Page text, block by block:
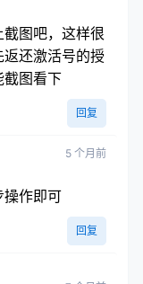
图吧，这样很
还激活号的授
截图看下
回复
5 个月前
操作即可
回复